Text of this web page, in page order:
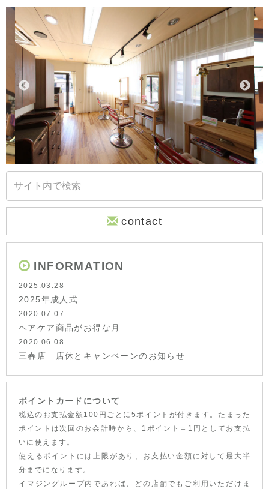
contact
INFORMATION
2025.03.28
2025年成人式
2020.07.07
ヘアケア商品がお得な月
2020.06.08
三春店 店休とキャンペーンのお知らせ
ポイントカードについて
税込のお支払金額100円ごとに5ポイントが付きます。たまった
ポイントは次回のお会計時から、1ポイント＝1円としてお支払
いに使えます。
使えるポイントには上限があり、お支払い金額に対して最大半
分までになります。
イマジングループ内であれば、どの店舗でもご利用いただけま